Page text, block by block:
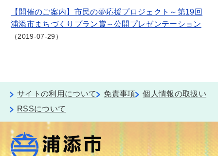
【開催のご案内】市民の夢応援プロジェクト～第19回
浦添市まちづくりプラン賞～公開プレゼンテーション
2019-07-29
サイトの利用について 免責事項
個人情報の取扱い
RSSについて